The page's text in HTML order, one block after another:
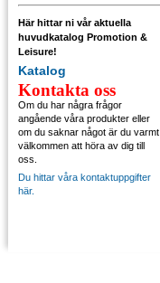
Här hittar ni vår aktuella
huvudkatalog Promotion &
Leisure!
Katalog
Kontakta oss
Om du har några frågor
angående våra produkter eller
om du saknar något är du varmt
välkommen att höra av dig till
oss.
Du hittar våra kontaktuppgifter
här.